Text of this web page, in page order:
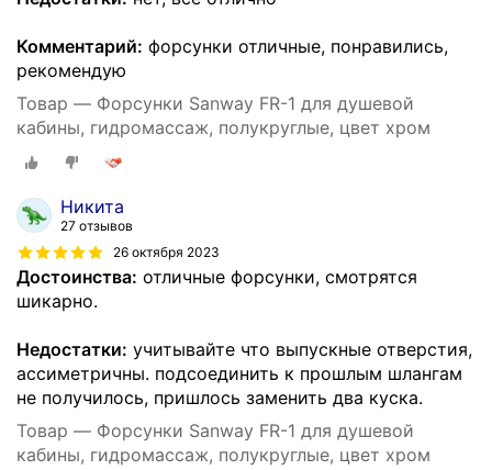
Комментарий: форсунки отличные, понравились,
рекомендую
Товар — Форсунки Sanway FR-1 для душевой
кабины, гидромассаж, полукруглые, цвет хром
Никита
27 отзывов
26 октября 2023
Достоинства: отличные форсунки, смотрятся
шикарно.
Недостатки: учитывайте что выпускные отверстия,
ассиметричны. подсоединить к прошлым шлангам
не получилось, пришлось заменить два куска.
Товар — Форсунки Sanway FR-1 для душевой
кабины, гидромассаж, полукруглые, цвет хром